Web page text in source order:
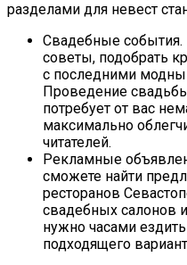
разделами для невест
Свадебные
советы, подобрать
с последними
Проведение
потребует от вас
максимально
читателей.
Рекламные
сможете найти
ресторанов
свадебных салонов
нужно часами
подходящего